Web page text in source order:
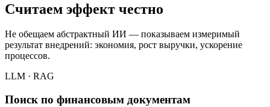
Считаем эффект честно
Не обещаем абстрактный ИИ — показываем измеримый
результат внедрений: экономия, рост выручки, ускорение
процессов.
LLM · RAG
Поиск по финансовым документам